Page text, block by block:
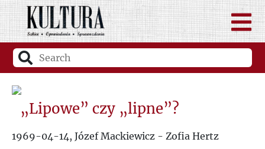
„Lipowe” czy „lipne”?
1969-04-14, Józef Mackiewicz - Zofia Hertz